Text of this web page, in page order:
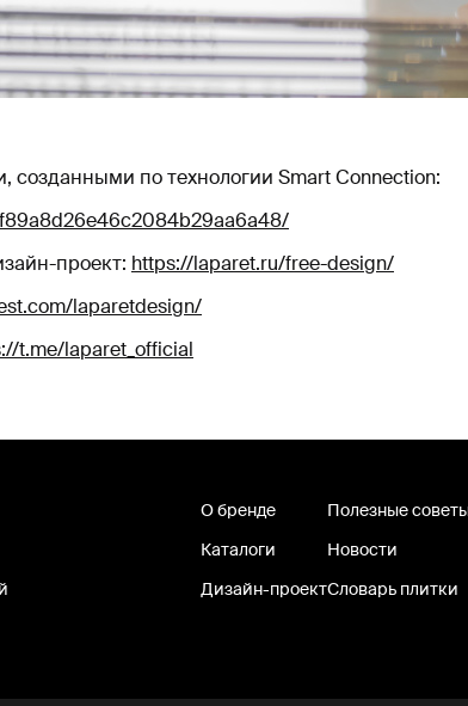
по технологии Smart Connection:
проект: https://laparet.ru/free-design/
laparetdesign/
t.me/laparet_official
О бренде
Каталоги
Дизайн-проект
Полезные
Новости
Словарь плитки